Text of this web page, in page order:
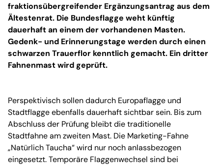
fraktionsübergreifender Ergänzungsantrag aus dem
Ältestenrat. Die Bundesflagge weht künftig
dauerhaft an einem der vorhandenen Masten.
Gedenk- und Erinnerungstage werden durch einen
schwarzen Trauerflor kenntlich gemacht. Ein dritter
Fahnenmast wird geprüft.
Perspektivisch sollen dadurch Europaflagge und
Stadtflagge ebenfalls dauerhaft sichtbar sein. Bis zum
Abschluss der Prüfung bleibt die traditionelle
Stadtfahne am zweiten Mast. Die Marketing-Fahne
„Natürlich Taucha“ wird nur noch anlassbezogen
eingesetzt. Temporäre Flaggenwechsel sind bei